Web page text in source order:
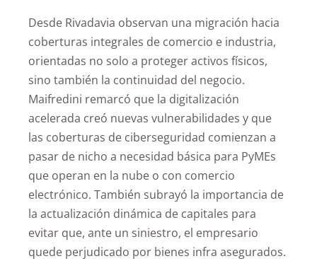
Desde Rivadavia observan una migración hacia
coberturas integrales de comercio e industria,
orientadas no solo a proteger activos físicos,
sino también la continuidad del negocio.
Maifredini remarcó que la digitalización
acelerada creó nuevas vulnerabilidades y que
las coberturas de ciberseguridad comienzan a
pasar de nicho a necesidad básica para PyMEs
que operan en la nube o con comercio
electrónico. También subrayó la importancia de
la actualización dinámica de capitales para
evitar que, ante un siniestro, el empresario
quede perjudicado por bienes infra asegurados.